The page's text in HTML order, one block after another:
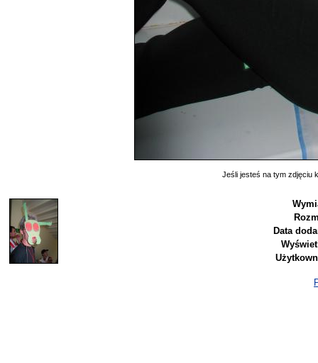
Jeśli jesteś na tym zdjęciu
Data